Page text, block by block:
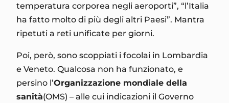
temperatura corporea negli aeroporti”, “l’Italia
ha fatto molto di più degli altri Paesi”. Mantra
ripetuti a reti unificate per giorni.
Poi, però, sono scoppiati i focolai in Lombardia
e Veneto. Qualcosa non ha funzionato, e
persino l’Organizzazione mondiale della
sanità(OMS) – alle cui indicazioni il Governo